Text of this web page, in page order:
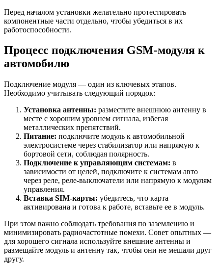
Перед началом установки желательно протестировать
компонентные части отдельно, чтобы убедиться в их
работоспособности.
Процесс подключения GSM-модуля к
автомобилю
Подключение модуля — один из ключевых этапов.
Необходимо учитывать следующий порядок:
Установка антенны: разместите внешнюю антенну в
месте с хорошим уровнем сигнала, избегая
металлических препятствий.
Питание: подключите модуль к автомобильной
электросистеме через стабилизатор или напрямую к
бортовой сети, соблюдая полярность.
Подключение к управляющим системам: в
зависимости от целей, подключите к системам авто
через реле, реле-выключатели или напрямую к модулям
управления.
Вставка SIM-карты: убедитесь, что карта
активирована и готова к работе, вставьте ее в модуль.
При этом важно соблюдать требования по заземлению и
минимизировать радиочастотные помехи. Совет опытных —
для хорошего сигнала используйте внешние антенны и
размещайте модуль и антенну так, чтобы они не мешали друг
другу.